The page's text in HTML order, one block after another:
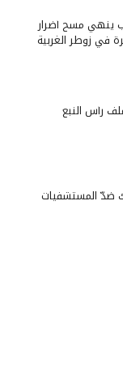
ينهي مسح أضرار
في زوطر الغربية
رأس النبع
ضدّ المستشفيات